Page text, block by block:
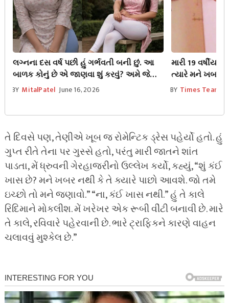
લગ્નના દસ વર્ષ પછી હું ગર્ભવતી બની છું. આ
બાળક કોનું છે એ જાણવા શું કરવું? અમે જે
કરીએ છીએ એથી ભવિષ્યમાં કોઈ તકલીફ
BY MitalPatel June 16, 2026
મારી 19 વર્ષીય
ત્યારે મને ખબર
બોલી જીજુ આજે
BY Times Team
તે દિવસે પણ, તેણીએ ખૂબ જ રોમેન્ટિક ડ્રેસ પહેર્યો હતો. હું
ગુપ્ત રીતે તેના પર ગુસ્સે હતો, પરંતુ મારી જાતને શાંત
પાડતા, મેં ધ્રુવની ગેરહાજરીનો ઉલ્લેખ કર્યો, કહ્યું, “શું કંઈ
ખાસ છે? મને ખબર નથી કે તે ક્યારે પાછો આવશે. જો તમે
ઇચ્છો તો મને જણાવો.” “ના, કંઈ ખાસ નથી.” હું તે કાલે
રિદિમાને મોકલીશ. મેં ખરેખર એક રૂબી વીંટી બનાવી છે. મારે
તે કાલે, રવિવારે પહેરવાની છે. ભારે ટ્રાફિકને કારણે વાહન
ચલાવવું મુશ્કેલ છે.”